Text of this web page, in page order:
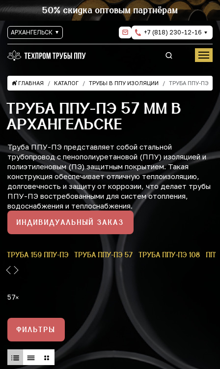
50% скидка оптовым партнёрам
АРХАНГЕЛЬСК +7 (818) 230-12-16
ГЛАВНАЯ КАТАЛОГ ТРУБЫ В ППУ ИЗОЛЯЦИИ ТРУБА ППУ-ПЭ
ТРУБА ППУ-ПЭ 57 ММ В
АРХАНГЕЛЬСКЕ
Труба ППУ-ПЭ представляет собой стальной
трубопровод с пенополиуретановой (ППУ) изоляцией и
полиэтиленовым (ПЭ) защитным покрытием. Такая
конструкция обеспечивает отличную теплоизоляцию,
долговечность и защиту от коррозии, что делает трубы
ППУ-ПЭ востребованными для систем отопления,
водоснабжения и теплоснабжения.
ИНДИВИДУАЛЬНЫЙ ЗАКАЗ
ТРУБА 159 ППУ-ПЭ ТРУБА ППУ-ПЭ 57 ТРУБА ППУ-ПЭ 108
57
ФИЛЬТРЫ